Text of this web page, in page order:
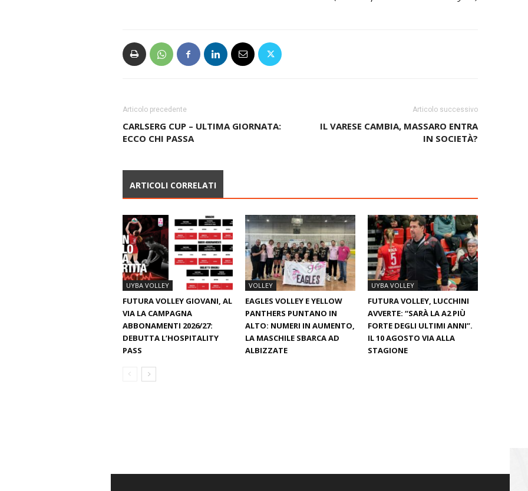
Articolo precedente
CARLSERG CUP – ULTIMA GIORNATA:
ECCO CHI PASSA
Articolo successivo
IL VARESE CAMBIA, MASSARO ENTRA
IN SOCIETÀ?
ARTICOLI CORRELATI
UYBA VOLLEY
FUTURA VOLLEY GIOVANI, AL
VIA LA CAMPAGNA
ABBONAMENTI 2026/27:
DEBUTTA L’HOSPITALITY
PASS
VOLLEY
EAGLES VOLLEY E YELLOW
PANTHERS PUNTANO IN
ALTO: NUMERI IN AUMENTO,
LA MASCHILE SBARCA AD
ALBIZZATE
UYBA VOLLEY
FUTURA VOLLEY, LUCCHINI
AVVERTE: “SARÀ LA A2 PIÙ
FORTE DEGLI ULTIMI ANNI”.
IL 10 AGOSTO VIA ALLA
STAGIONE